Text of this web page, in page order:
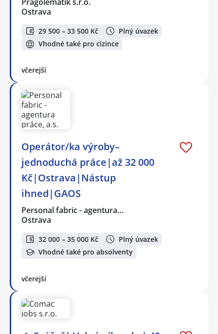
Ostrava
29 500 – 33 500 Kč
Plný úvazek
Vhodné také pro cizince
včerejší
Operátor/ka výroby–
jednoduchá práce|až 32 000
Kč|Ostrava|Nástup
ihned|GAOS
Personal fabric - agentura…
Ostrava
32 000 – 35 000 Kč
Plný úvazek
Vhodné také pro absolventy
včerejší